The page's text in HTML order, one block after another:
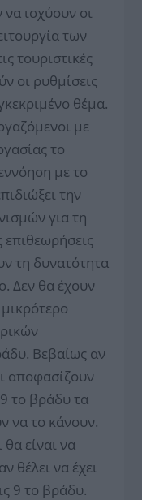
ισχύουν οι
των
τουριστικές
οι ρυθμίσεις
θέμα.
με
το
με το
την
για τη
επιθεωρήσεις
τη δυνατότητα
Δεν θα έχουν
Βεβαίως αν
αποφασίζουν
το βράδυ τα
να το κάνουν.
θα είναι να
θέλει να έχει
9 το βράδυ.